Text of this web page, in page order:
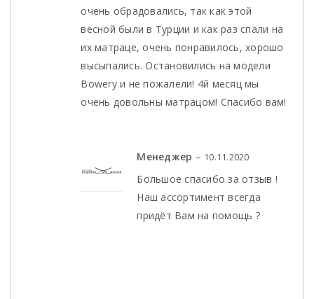
очень обрадовались, так как этой
весной были в Турции и как раз спали на
их матраце, очень понравилось, хорошо
высыпались. Остановились на модели
Bowery и не пожалели! 4й месяц мы
очень довольны матрацом! Спасибо вам!
Менеджер – 10.11.2020
Большое спасибо за отзыв !
Наш ассортимент всегда
придёт Вам на помощь ?